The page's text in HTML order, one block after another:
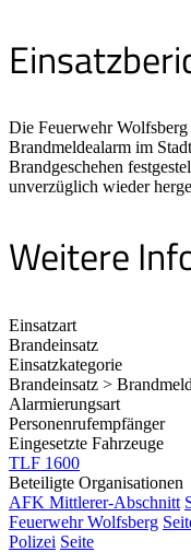
Die Feuerwehr
Brandmeldealarm im
Brandgeschehen
unverzüglich wieder
Weitere
Einsatzart
Brandeinsatz
Einsatzkategorie
Brandeinsatz >
Alarmierungsart
Personenrufempfänger
Eingesetzte Fahrzeuge
TLF 1600
Beteiligte Organisationen
AFK Mittlerer-Abschnitt
Feuerwehr Wolfsberg
Polizei Seite